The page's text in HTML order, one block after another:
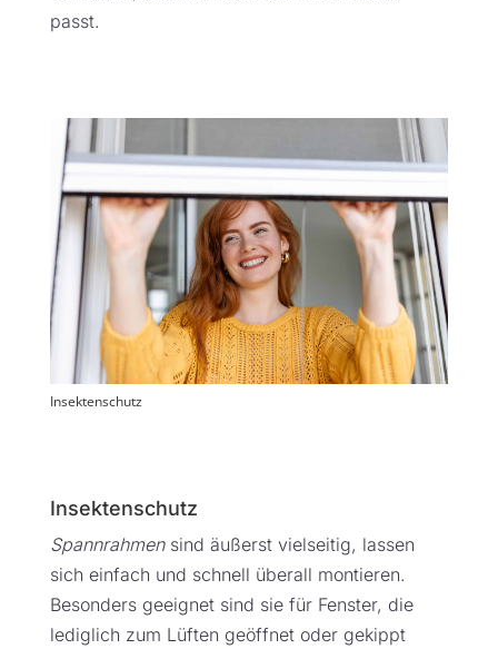
passt.
Insektenschutz
Insektenschutz
Spannrahmen sind äußerst vielseitig, lassen
sich einfach und schnell überall montieren.
Besonders geeignet sind sie für Fenster, die
lediglich zum Lüften geöffnet oder gekippt